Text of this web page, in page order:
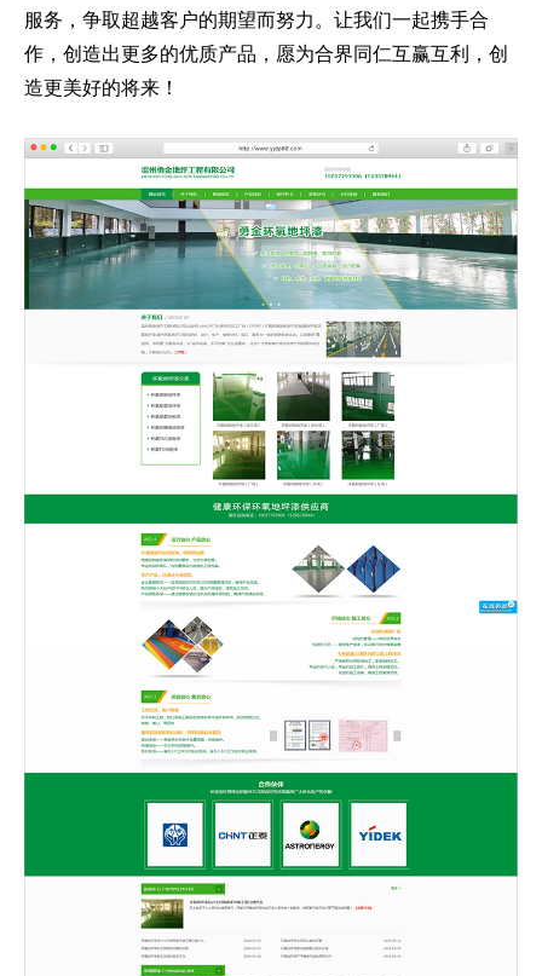
服务，争取超越客户的期望而努力。让我们一起携手合
作，创造出更多的优质产品，愿为合界同仁互赢互利，创
造更美好的将来！